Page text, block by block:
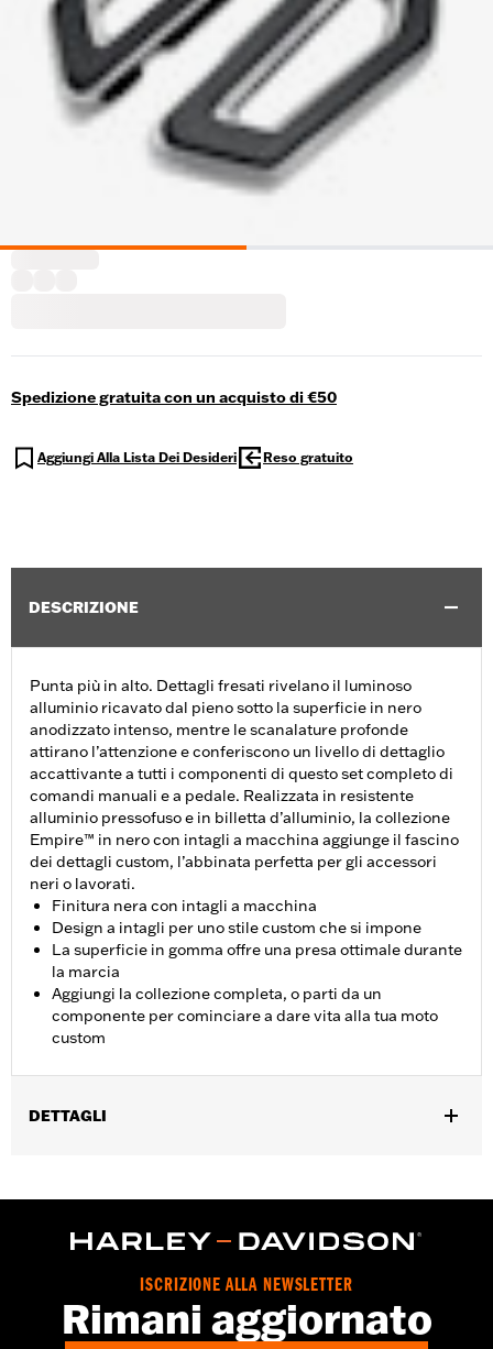
Spedizione gratuita con un acquisto di €50
Aggiungi Alla Lista Dei Desideri Reso gratuito
DESCRIZIONE
Punta più in alto. Dettagli fresati rivelano il luminoso
alluminio ricavato dal pieno sotto la superficie in nero
anodizzato intenso, mentre le scanalature profonde
attirano l’attenzione e conferiscono un livello di dettaglio
accattivante a tutti i componenti di questo set completo di
comandi manuali e a pedale. Realizzata in resistente
alluminio pressofuso e in billetta d’alluminio, la collezione
Empire™ in nero con intagli a macchina aggiunge il fascino
dei dettagli custom, l’abbinata perfetta per gli accessori
neri o lavorati.
Finitura nera con intagli a macchina
Design a intagli per uno stile custom che si impone
La superficie in gomma offre una presa ottimale durante
la marcia
Aggiungi la collezione completa, o parti da un
componente per cominciare a dare vita alla tua moto
custom
DETTAGLI
compatibile con modelli Trike.
Istruzioni di installazione
Empire
Posizione guidatore:Passeggero
Venduti singolarmente:Coppia
ISCRIZIONE ALLA NEWSLETTER
Rimani aggiornato